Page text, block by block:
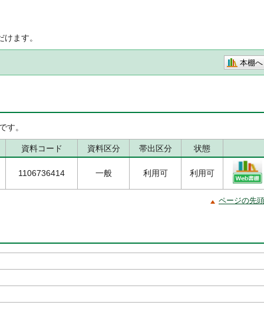
ます。
本棚へ
す。
資料コード 資料区分 帯出区分 状態
1106736414 一般 利用可 利用可
ページの先